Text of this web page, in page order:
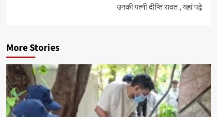
उनकी पत्नी दीप्ति रावत , यहां पढ़े
More Stories